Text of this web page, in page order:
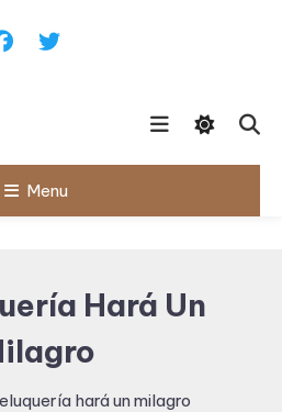
Menu
Hará Un
hará un milagro